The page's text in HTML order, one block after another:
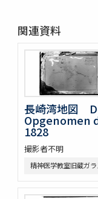
関連資料
長崎湾地図
Opgenomen
1828
撮影者不明
精神医学教室旧蔵ガ